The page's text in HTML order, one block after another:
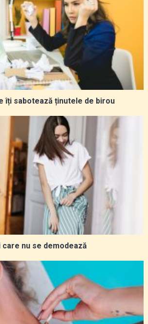
îți sabotează ținutele de birou
nu se demodează